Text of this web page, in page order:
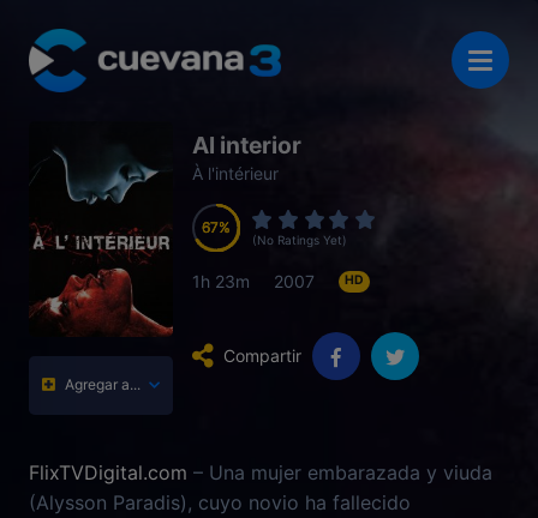
Agregar a...
Al interior
À l'intérieur
67
67
67
67
(No Ratings Yet)
1h 23m 2007 HD
Compartir
FlixTVDigital.com – Una mujer embarazada y viuda
(Alysson Paradis), cuyo novio ha fallecido